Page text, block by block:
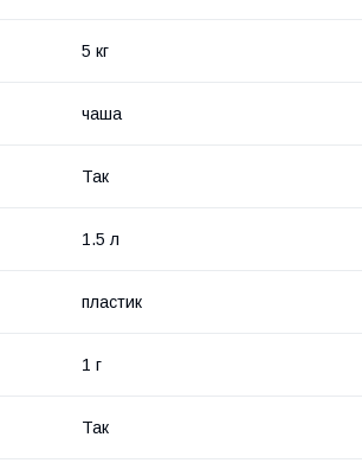
5 кг
чаша
Так
1.5 л
пластик
1 г
Так